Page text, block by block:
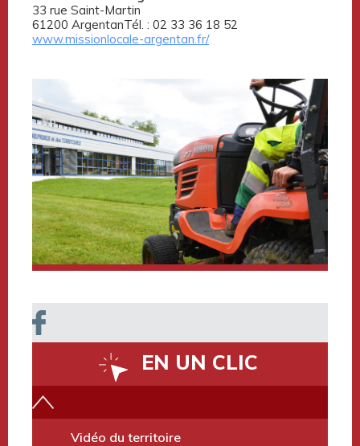
33 rue Saint-Martin
61200 ArgentanTél. : 02 33 36 18 52
www.missionlocale-argentan.fr/
EN UN CLIC
Vidéo du territoire